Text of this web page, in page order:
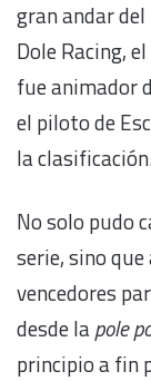
gran andar
Dole Racing,
fue animador
el piloto de
la
No solo pudo
serie, sino
vencedores
desde lapole
principio a fin